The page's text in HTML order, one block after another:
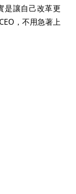
是讓自己改革更
，不用急著上